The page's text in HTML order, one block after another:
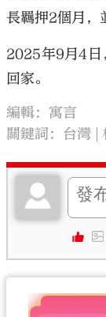
長羈押2個月，
2025年9月4日
回家。
編輯：寓言
關鍵詞： 台灣